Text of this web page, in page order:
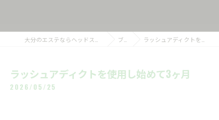
ブログ ラッシュアディクトを使用し始めて3ヶ月
ラッシュアディクトを使用し始めて3ヶ月
2026/05/25